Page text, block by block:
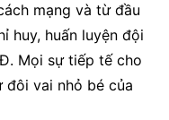
mạng và từ đầu
huy, huấn luyện đội
Mọi sự tiếp tế cho
đôi vai nhỏ bé của